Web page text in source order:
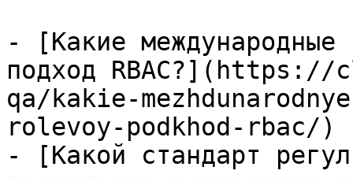
- [Какие международные
подход
qa/kakie-
rolevoy-podkhod-rbac/)
- [Какой стандарт